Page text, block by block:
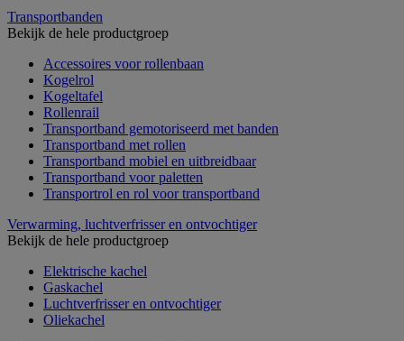
Transportbanden
Bekijk de hele productgroep
Accessoires voor rollenbaan
Kogelrol
Kogeltafel
Rollenrail
Transportband gemotoriseerd met banden
Transportband met rollen
Transportband mobiel en uitbreidbaar
Transportband voor paletten
Transportrol en rol voor transportband
Verwarming, luchtverfrisser en ontvochtiger
Bekijk de hele productgroep
Elektrische kachel
Gaskachel
Luchtverfrisser en ontvochtiger
Oliekachel